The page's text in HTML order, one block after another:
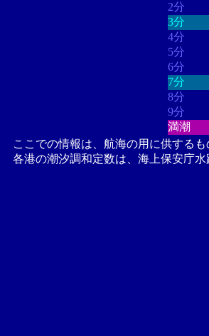
2分
3分
4分
5分
6分
7分
8分
9分
満潮
ここでの情報は、航海の用に供する
各港の潮汐調和定数は、海上保安庁